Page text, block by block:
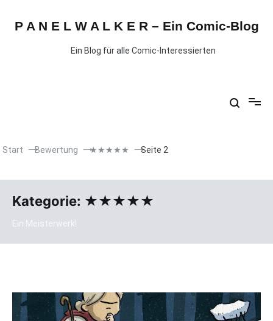
P A N E L W A L K E R – Ein Comic-Blog
Ein Blog für alle Comic-Interessierten
Start Bewertung ★★★★★ Seite 2
Kategorie: ★★★★★
Ein Meisterwerk!